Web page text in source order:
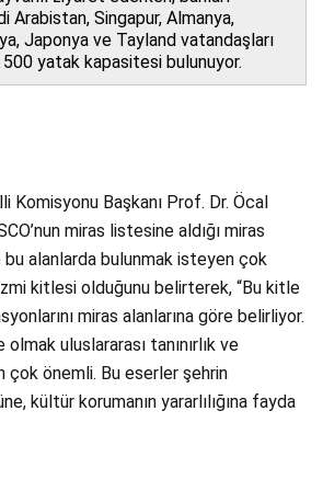
Arabistan, Singapur, Almanya,
Japonya ve Tayland vatandaşları
yatak kapasitesi bulunuyor.
Komisyonu Başkanı Prof. Dr. Öcal
miras listesine aldığı miras
bu alanlarda bulunmak isteyen çok
kitlesi olduğunu belirterek, “Bu kitle
miras alanlarına göre belirliyor.
uluslararası tanınırlık ve
çok önemli. Bu eserler şehrin
kültür korumanın yararlılığına fayda